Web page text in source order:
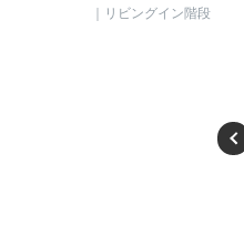
リビングイン階段